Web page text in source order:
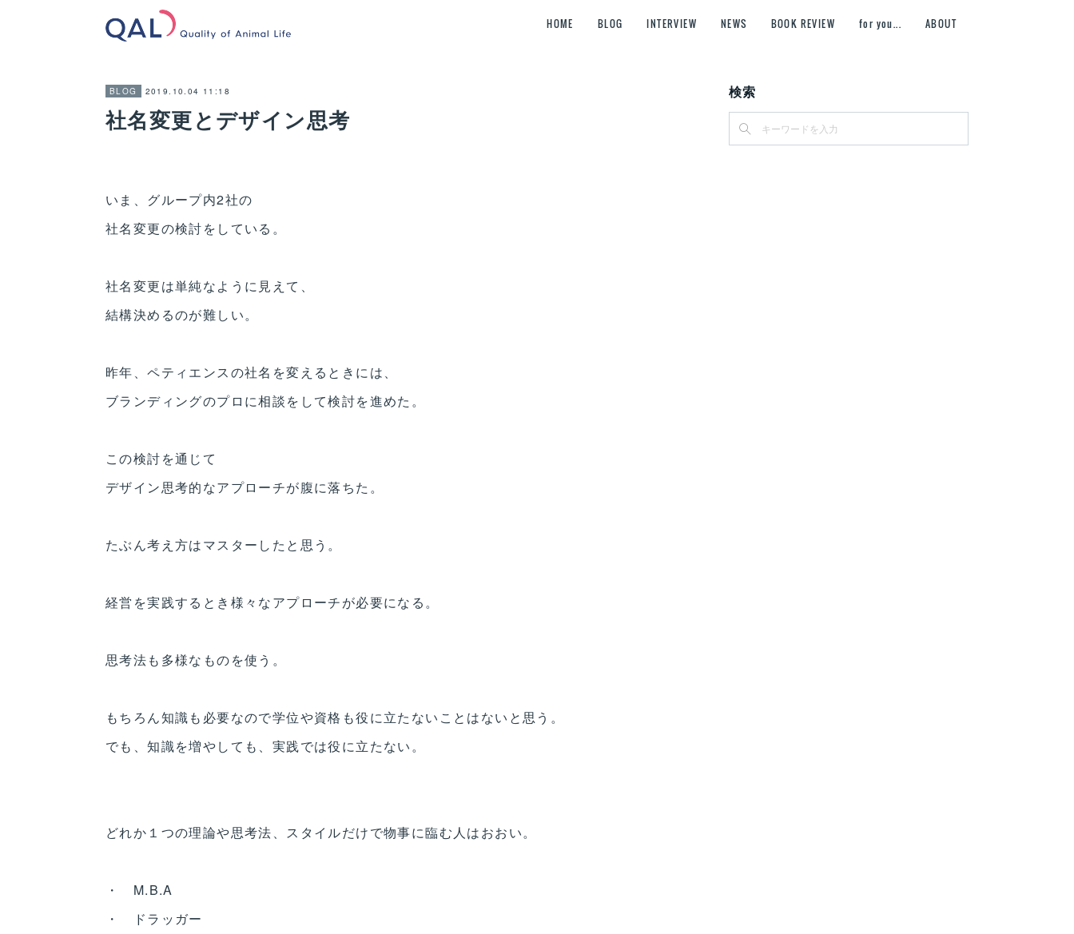
HOME BLOG INTERVIEW NEWS BOOK REVIEW for you... ABOUT
BLOG 2019.10.04 11:18
社名変更とデザイン思考
いま、グループ内2社の
社名変更の検討をしている。
社名変更は単純なように見えて、
結構決めるのが難しい。
昨年、ペティエンスの社名を変えるときには、
ブランディングのプロに相談をして検討を進めた。
この検討を通じて
デザイン思考的なアプローチが腹に落ちた。
たぶん考え方はマスターしたと思う。
経営を実践するとき様々なアプローチが必要になる。
思考法も多様なものを使う。
もちろん知識も必要なので学位や資格も役に立たないことはないと思う。
でも、知識を増やしても、実践では役に立たない。
どれか１つの理論や思考法、スタイルだけで物事に臨む人はおおい。
・ M.B.A
・ ドラッガー
検索